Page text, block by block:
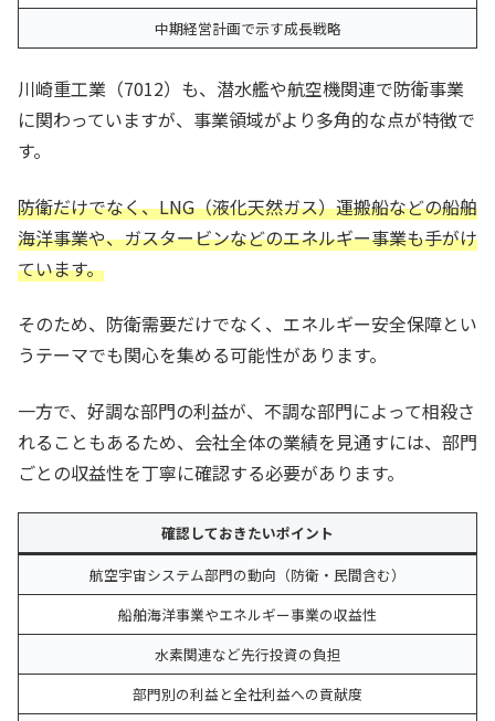
中期経営計画で示す成長戦略
川崎重工業（7012）も、潜水艦や航空機関連で防衛事業
に関わっていますが、事業領域がより多角的な点が特徴で
す。
防衛だけでなく、LNG（液化天然ガス）運搬船などの船舶
海洋事業や、ガスタービンなどのエネルギー事業も手がけ
ています。
そのため、防衛需要だけでなく、エネルギー安全保障とい
うテーマでも関心を集める可能性があります。
一方で、好調な部門の利益が、不調な部門によって相殺さ
れることもあるため、会社全体の業績を見通すには、部門
ごとの収益性を丁寧に確認する必要があります。
確認しておきたいポイント
航空宇宙システム部門の動向（防衛・民間含む）
船舶海洋事業やエネルギー事業の収益性
水素関連など先行投資の負担
部門別の利益と全社利益への貢献度